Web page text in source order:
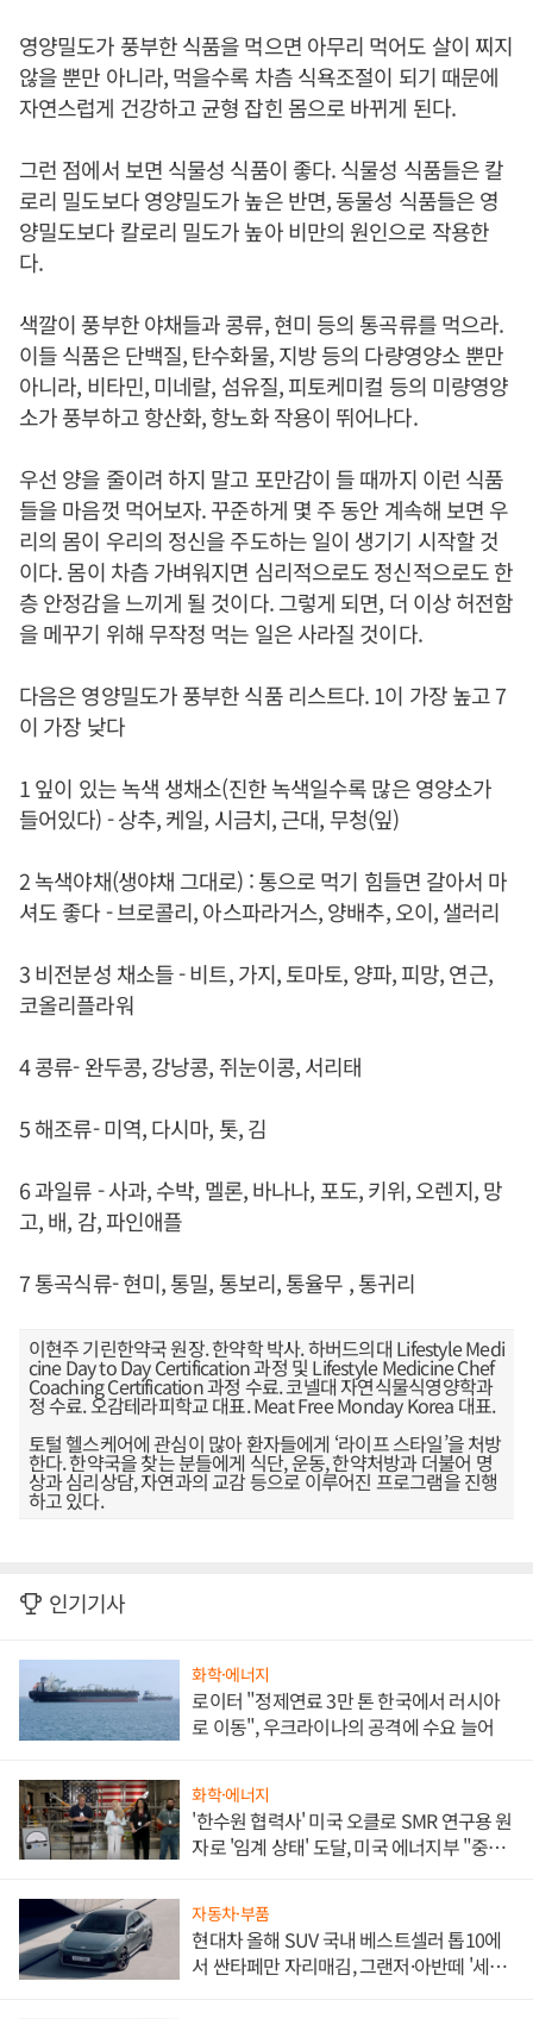
영양밀도가 풍부한 식품을 먹으면 아무리 먹어도 살이 찌지
않을 뿐만 아니라, 먹을수록 차츰 식욕조절이 되기 때문에
자연스럽게 건강하고 균형 잡힌 몸으로 바뀌게 된다.
그런 점에서 보면 식물성 식품이 좋다. 식물성 식품들은 칼
로리 밀도보다 영양밀도가 높은 반면, 동물성 식품들은 영
양밀도보다 칼로리 밀도가 높아 비만의 원인으로 작용한
다.
색깔이 풍부한 야채들과 콩류, 현미 등의 통곡류를 먹으라.
이들 식품은 단백질, 탄수화물, 지방 등의 다량영양소 뿐만
아니라, 비타민, 미네랄, 섬유질, 피토케미컬 등의 미량영양
소가 풍부하고 항산화, 항노화 작용이 뛰어나다.
우선 양을 줄이려 하지 말고 포만감이 들 때까지 이런 식품
들을 마음껏 먹어보자. 꾸준하게 몇 주 동안 계속해 보면 우
리의 몸이 우리의 정신을 주도하는 일이 생기기 시작할 것
이다. 몸이 차츰 가벼워지면 심리적으로도 정신적으로도 한
층 안정감을 느끼게 될 것이다. 그렇게 되면, 더 이상 허전함
을 메꾸기 위해 무작정 먹는 일은 사라질 것이다.
다음은 영양밀도가 풍부한 식품 리스트다. 1이 가장 높고 7
이 가장 낮다
1 잎이 있는 녹색 생채소(진한 녹색일수록 많은 영양소가
들어있다) - 상추, 케일, 시금치, 근대, 무청(잎)
2 녹색야채(생야채 그대로) : 통으로 먹기 힘들면 갈아서 마
셔도 좋다 - 브로콜리, 아스파라거스, 양배추, 오이, 샐러리
3 비전분성 채소들 - 비트, 가지, 토마토, 양파, 피망, 연근,
코올리플라워
4 콩류- 완두콩, 강낭콩, 쥐눈이콩, 서리태
5 해조류- 미역, 다시마, 톳, 김
6 과일류 - 사과, 수박, 멜론, 바나나, 포도, 키위, 오렌지, 망
고, 배, 감, 파인애플
7 통곡식류- 현미, 통밀, 통보리, 통율무 , 통귀리
이현주 기린한약국 원장. 한약학 박사. 하버드의대 Lifestyle Medi
cine Day to Day Certification 과정 및 Lifestyle Medicine Chef
Coaching Certification 과정 수료. 코넬대 자연식물식영양학과
정 수료. 오감테라피학교 대표. Meat Free Monday Korea 대표.
토털 헬스케어에 관심이 많아 환자들에게 ‘라이프 스타일’을 처방
한다. 한약국을 찾는 분들에게 식단, 운동, 한약처방과 더불어 명
상과 심리상담, 자연과의 교감 등으로 이루어진 프로그램을 진행
하고 있다.
인기기사
화학·에너지
로이터 "정제연료 3만 톤 한국에서 러시아
로 이동", 우크라이나의 공격에 수요 늘어
화학·에너지
'한수원 협력사' 미국 오클로 SMR 연구용 원
자로 '임계 상태' 도달, 미국 에너지부 "중요
자동차·부품
현대차 올해 SUV 국내 베스트셀러 톱10에
서 싼타페만 자리매김, 그랜저·아반떼 '세단